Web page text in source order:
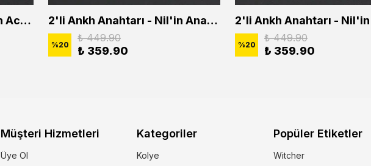
2'li Anime Attack On Titan Acrylic Maria Anime Naruto Erkek Kadın Kolye Seti 2'li Ankh Anahtarı - Nil'in Anahtarı - Kuru Kafa Erkek Kadın Kolye Seti
%20
₺ 449.90
₺ 359.90 %20
₺ 449.90
₺ 359.90
Müşteri Hizmetleri
Üye Ol
Kategoriler
Kolye
Popüler Etiketler
Witcher